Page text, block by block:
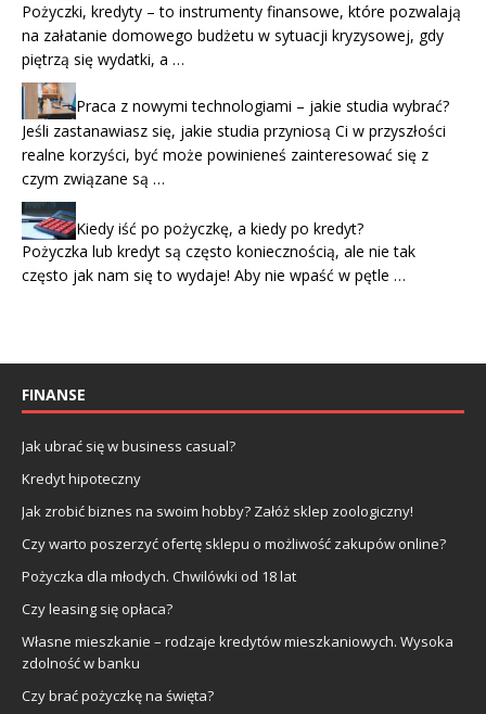
Pożyczki, kredyty – to instrumenty finansowe, które pozwalają
na załatanie domowego budżetu w sytuacji kryzysowej, gdy
piętrzą się wydatki, a …
Praca z nowymi technologiami – jakie studia wybrać?
Jeśli zastanawiasz się, jakie studia przyniosą Ci w przyszłości
realne korzyści, być może powinieneś zainteresować się z
czym związane są …
Kiedy iść po pożyczkę, a kiedy po kredyt?
Pożyczka lub kredyt są często koniecznością, ale nie tak
często jak nam się to wydaje! Aby nie wpaść w pętle …
FINANSE
Jak ubrać się w business casual?
Kredyt hipoteczny
Jak zrobić biznes na swoim hobby? Załóż sklep zoologiczny!
Czy warto poszerzyć ofertę sklepu o możliwość zakupów online?
Pożyczka dla młodych. Chwilówki od 18 lat
Czy leasing się opłaca?
Własne mieszkanie – rodzaje kredytów mieszkaniowych. Wysoka
zdolność w banku
Czy brać pożyczkę na święta?